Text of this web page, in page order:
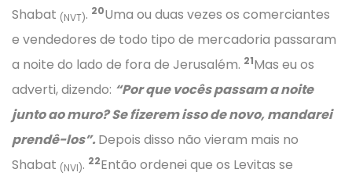
Shabat (NVT). 20Uma ou duas vezes os comerciantes
e vendedores de todo tipo de mercadoria passaram
a noite do lado de fora de Jerusalém. 21Mas eu os
adverti, dizendo: “Por que vocês passam a noite
junto ao muro? Se fizerem isso de novo, mandarei
prendê-los”.Depois disso não vieram mais no
Shabat (NVI). 22Então ordenei que os Levitas se